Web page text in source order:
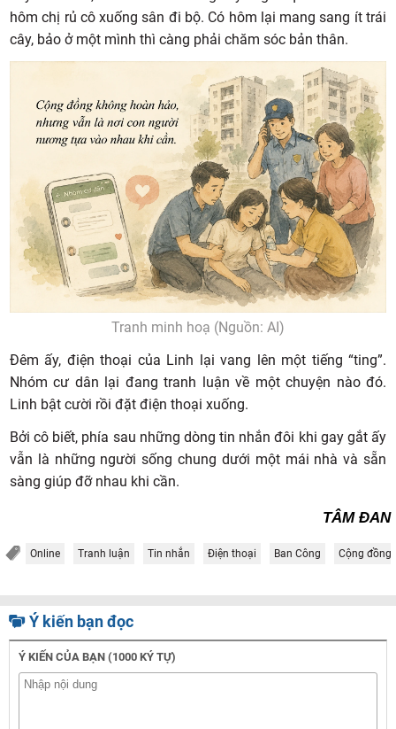
hôm chị rủ cô xuống sân đi bộ. Có hôm lại mang sang ít trái
cây, bảo ở một mình thì càng phải chăm sóc bản thân.
Tranh minh hoạ (Nguồn: AI)
Đêm ấy, điện thoại của Linh lại vang lên một tiếng “ting”.
Nhóm cư dân lại đang tranh luận về một chuyện nào đó.
Linh bật cười rồi đặt điện thoại xuống.
Bởi cô biết, phía sau những dòng tin nhắn đôi khi gay gắt ấy
vẫn là những người sống chung dưới một mái nhà và sẵn
sàng giúp đỡ nhau khi cần.
TÂM ĐAN
Online Tranh luận Tin nhắn Điện thoại Ban Công Cộng đồng
Ý kiến bạn đọc
Ý KIẾN CỦA BẠN (1000 KÝ TỰ)